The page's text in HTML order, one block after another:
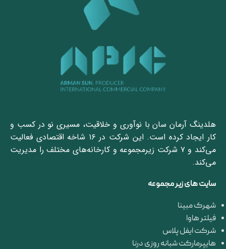
هلدینگ آرمان سان با نوآوری و خلاقیت، مسیری نو در کسب و
کار ایجاد کرده است. این شرکت در ۱۶ شاخه اقتصادی فعالیت
می‌کند و ۷ شرکت زیرمجموعه و کارخانه‌های مختلف را مدیریت
می‌کند.
سایت های زیر مجموعه
شهرک مبینا
فیلتر هاوا
شرکت ایفل پلاس
هایپرمارکت شبانه روزی درنا